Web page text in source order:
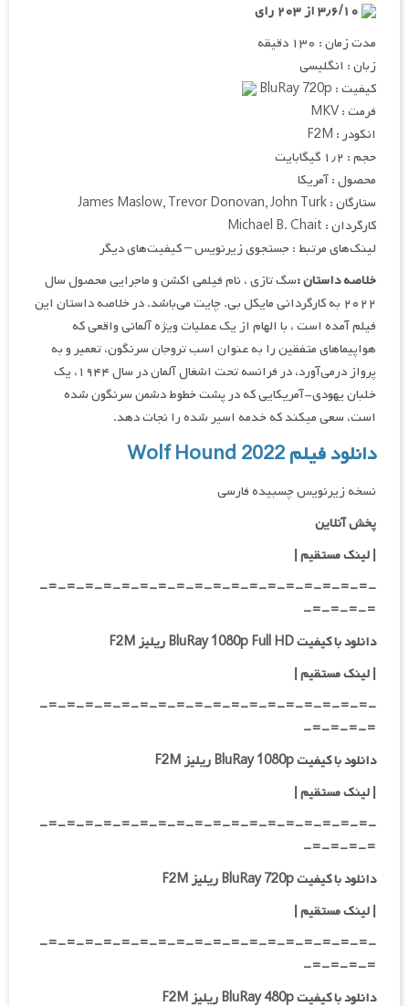
مدت زمان : ۱۳۰ دقیقه
زبان : انگلیسی
کیفیت : BluRay 720p
فرمت : MKV
انکودر : F2M
حجم : ۱٫۲ گیگابایت
محصول : آمریکا
ستارگان : James Maslow, Trevor Donovan, John Turk
کارگردان : Michael B. Chait
لینک‌های مرتبط : جستجوی زیرنویس – کیفیت‌های دیگر
خلاصه داستان :سگ تازی ، نام فیلمی اکشن و ماجرایی محصول سال
۲۰۲۲ به کارگردانی مایکل بی. چایت می‌باشد. در خلاصه داستان این
فیلم آمده است ، با الهام از یک عملیات ویژه آلمانی واقعی که
هواپیماهای متفقین را به عنوان اسب تروجان سرنگون، تعمیر و به
پرواز درمی‌آورد، در فرانسه تحت اشغال آلمان در سال ۱۹۴۴، یک
خلبان یهودی-آمریکایی که در پشت خطوط دشمن سرنگون شده
است، سعی میکند که خدمه اسیر شده را نجات دهد.
دانلود فیلم Wolf Hound 2022
نسخه زیرنویس چسبیده فارسی
پخش آنلاین
| لینک مستقیم|
-=-=-=-=-=-=-=-=-=-=-=-=-=-=-=-=-=-=-
=-=-=-=-
دانلود با کیفیت BluRay 1080p Full HD ریلیز F2M
|لینک مستقیم|
-=-=-=-=-=-=-=-=-=-=-=-=-=-=-=-=-=-=-
=-=-=-=-
دانلود با کیفیت BluRay 1080p ریلیز F2M
|لینک مستقیم|
-=-=-=-=-=-=-=-=-=-=-=-=-=-=-=-=-=-=-
=-=-=-=-
دانلود با کیفیت BluRay 720p ریلیز F2M
| لینک مستقیم|
-=-=-=-=-=-=-=-=-=-=-=-=-=-=-=-=-=-=-
=-=-=-=-
دانلود با کیفیت BluRay 480p ریلیز F2M